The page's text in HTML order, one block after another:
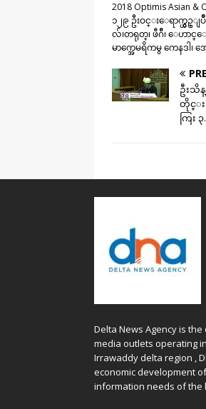
2018 Optimis Asian
၁၂၉ ဦးဝင္းေရာက္ယွဥ္
လ်၊တရုတ္၊ ဖီဂ်ီ၊ ေဟာင္ေ
မာက္အေမရိကမွ ကေနဒါ၊
ဦးသိ
တိုင္း
ကြး
Delta News Agency is
media outlets operating
Irrawaddy delta region ,
economic development
information needs of the